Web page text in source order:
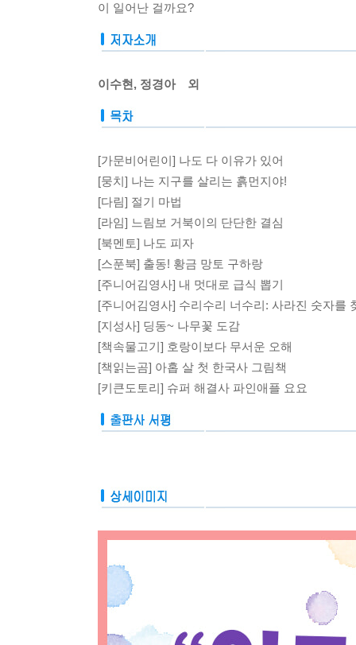
이 일어난 걸까요?
이수현, 정경아 외
[가문비어린이] 나도 다 이유가 있어
[뭉치] 나는 지구를 살리는 흙먼지야!
[다림] 절기 마법
[라임] 느림보 거북이의 단단한 결심
[북멘토] 나도 피자
[스푼북] 출동! 황금 망토 구하랑
[주니어김영사] 내 멋대로 급식 뽑기
[주니어김영사] 수리수리 너수리: 사라진 숫자를
[지성사] 딩동~ 나무꽃 도감
[책속물고기] 호랑이보다 무서운 오해
[책읽는곰] 아홉 살 첫 한국사 그림책
[키큰도토리] 슈퍼 해결사 파인애플 요요